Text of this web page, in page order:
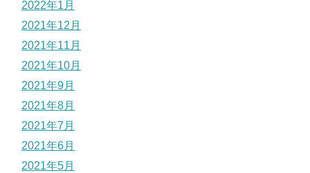
2022年1月
2021年12月
2021年11月
2021年10月
2021年9月
2021年8月
2021年7月
2021年6月
2021年5月